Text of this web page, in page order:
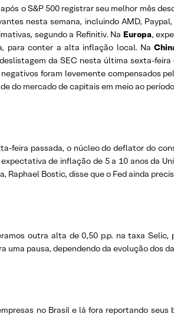
após o S&P 500 registrar seu melhor mês
nesta semana, incluindo AMD,
segundo a Refinitiv. Na Europa,
para conter a alta inflação local. Na
da SEC nesta última sexta-
foram levemente compensados
do mercado de capitais em meio ao
feira passada, o núcleo do deflator do
de inflação de 5 a 10 anos da
Raphael Bostic, disse que o Fed ainda
outra alta de 0,50 p.p. na taxa
pausa, dependendo da evolução dos
no Brasil e lá fora reportando seus